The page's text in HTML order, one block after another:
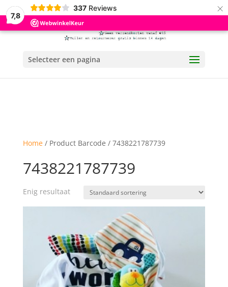
7,8
337 Reviews ×
Selecteer een pagina
Home/ Product Barcode / 7438221787739
7438221787739
Enig resultaat